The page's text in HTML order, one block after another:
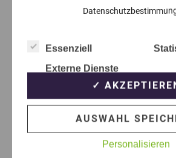
Essenziell
Externe Dienste
✓
AUSWAHL
Personalisieren